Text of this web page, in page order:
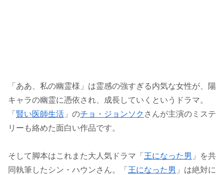
「ああ、私の幽霊様」は霊感の強すぎる内気な女性が、陽
キャラの幽霊に憑依され、成長していくというドラマ。
「 賢い医師生活 」のチョ・ジョンソク さんが主演のミステ
リーも絡めた面白い作品です。
そして脚本はこれまた大人気ドラマ「 王になった男 」を共
同執筆したシン・ハウンさん。「 王になった男 」は絶対に